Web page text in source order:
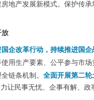
地产发展新模式。保护传
放
企改革行动，持续推进国
用生产要素、公平参与市
链条机制。 全面开展第二
让民事无忧、企事有解、政